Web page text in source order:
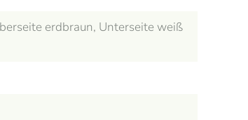
erdbraun, Unterseite weiß